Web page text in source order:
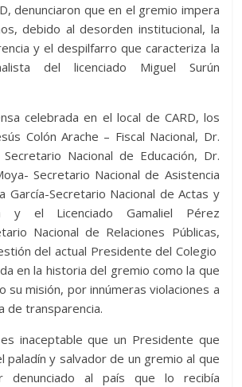
denunciaron que en el gremio impera
debido al desorden institucional, la
y el despilfarro que caracteriza la
del licenciado Miguel Surún
celebrada en el local de CARD, los
Colón Arache – Fiscal Nacional, Dr.
Nacional de Educación, Dr.
Secretario Nacional de Asistencia
García-Secretario Nacional de Actas y
y el Licenciado Gamaliel Pérez
Nacional de Relaciones Públicas,
del actual Presidente del Colegio
en la historia del gremio como la que
su misión, por innúmeras violaciones a
de transparencia.
inaceptable que un Presidente que
paladín y salvador de un gremio al que
denunciado al país que lo recibía